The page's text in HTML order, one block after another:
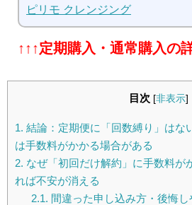
ピリモ クレンジング
↑↑↑定期購入・通常購入の
目次 [非表示]
1. 結論：定期便に「回数縛り」はな
は手数料がかかる場合がある
2. なぜ「初回だけ解約」に手数料が
れば不安が消える
2.1. 間違った申し込み方・後悔